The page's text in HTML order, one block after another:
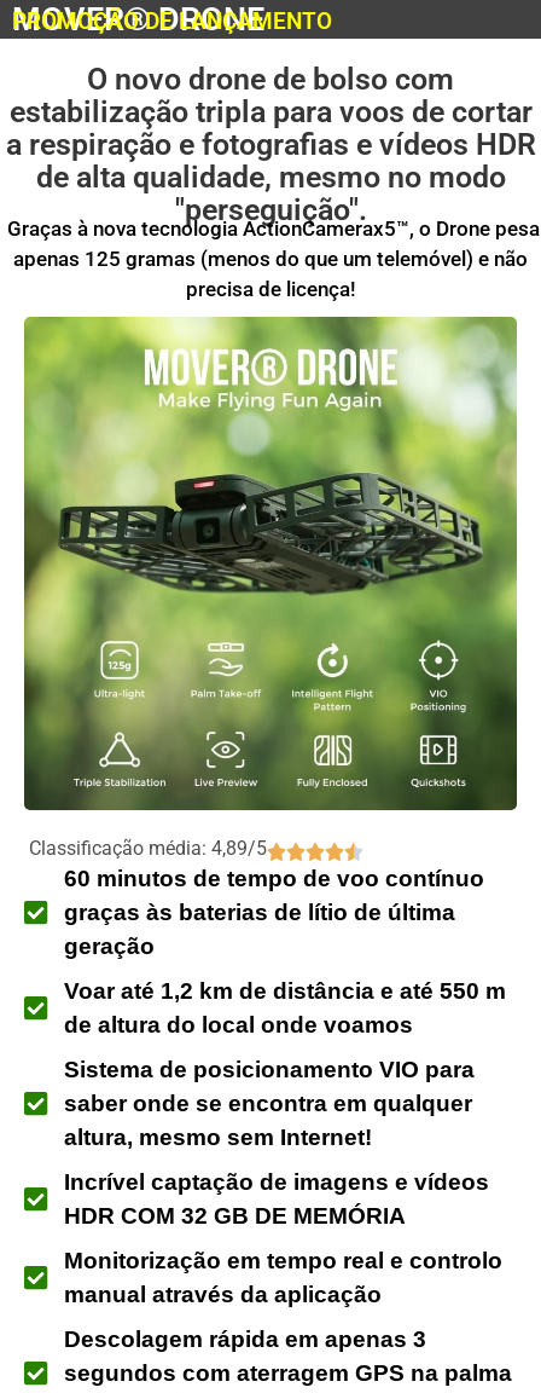
MOVER® DRONE
PROMOÇÃO DE LANÇAMENTO
O novo drone de bolso com
estabilização tripla para voos de cortar
a respiração e fotografias e vídeos HDR
de alta qualidade, mesmo no modo
"perseguição".
Graças à nova tecnologia ActionCamerax5™, o Drone pesa
apenas 125 gramas (menos do que um telemóvel) e não
precisa de licença!
Classificação média: 4,89/5
60 minutos de tempo de voo contínuo
graças às baterias de lítio de última
geração
Voar até 1,2 km de distância e até 550 m
de altura do local onde voamos
Sistema de posicionamento VIO para
saber onde se encontra em qualquer
altura, mesmo sem Internet!
Incrível captação de imagens e vídeos
HDR COM 32 GB DE MEMÓRIA
Monitorização em tempo real e controlo
manual através da aplicação
Descolagem rápida em apenas 3
segundos com aterragem GPS na palma